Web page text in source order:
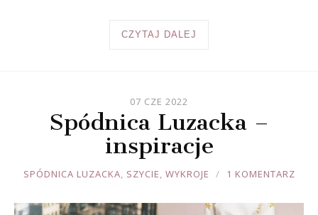
CZYTAJ DALEJ
07 CZE 2022
Spódnica Luzacka –
inspiracje
JOULE
SPÓDNICA LUZACKA, SZYCIE, WYKROJE 1 KOMENTARZ